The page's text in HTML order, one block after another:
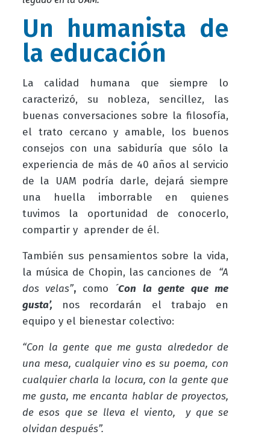
Un humanista de
la educación
La calidad humana que siempre lo
caracterizó, su nobleza, sencillez, las
buenas conversaciones sobre la filosofía,
el trato cercano y amable, los buenos
consejos con una sabiduría que sólo la
experiencia de más de 40 años al servicio
de la UAM podría darle, dejará siempre
una huella imborrable en quienes
tuvimos la oportunidad de conocerlo,
compartir y aprender de él.
También sus pensamientos sobre la vida,
la música de Chopin, las canciones de “A
dos velas”, como ´Con la gente que me
gusta’, nos recordarán el trabajo en
equipo y el bienestar colectivo:
“Con la gente que me gusta alrededor de
una mesa, cualquier vino es su poema, con
cualquier charla la locura, con la gente que
me gusta, me encanta hablar de proyectos,
de esos que se lleva el viento, y que se
olvidan después”.